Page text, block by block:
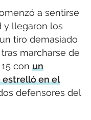
a sentirse
y llegaron los
tiro demasiado
marcharse de
con un
estrelló en el
defensores del